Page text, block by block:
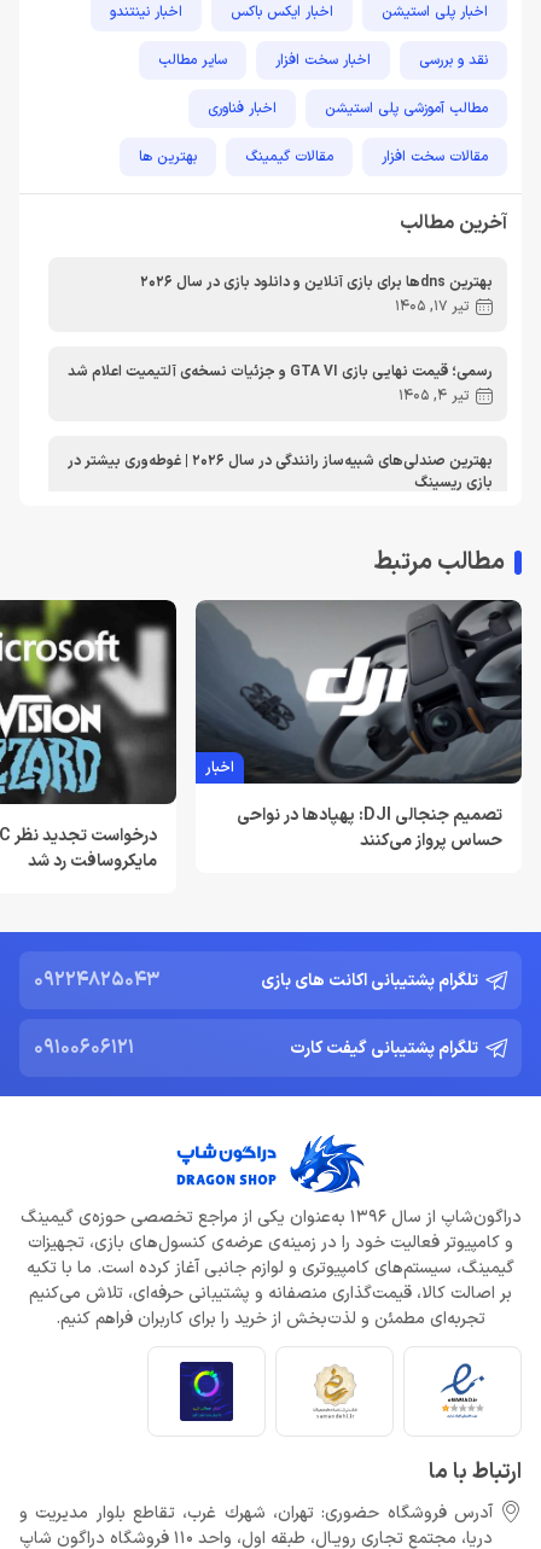
اخبار پلی استیشن اخبار ایکس باکس اخبار نینتندو
نقد و بررسی اخبار سخت افزار سایر مطالب
مطالب آموزشی پلی استیشن اخبار فناوری
مقالات سخت افزار مقالات گیمینگ بهترین ها
مطالب آموزشی ایکس باکس
آخرین مطالب
بهترین dnsها برای بازی آنلاین و دانلود بازی در سال 2026
تیر 17, 1405
رسمی؛ قیمت نهایی بازی GTA VI و جزئیات نسخه‌ی آلتیمیت اعلام شد
تیر 4, 1405
بهترین صندلی‌های شبیه‌ساز رانندگی در سال 2026 | غوطه‌وری بیشتر در
بازی ریسینگ
تیر 30, 1404
بهترین دی ان اس برای پلی استیشن | معرفی dns برای PS5
تیر 30, 1404
لغو توسعه بازی Just Cause 5 توسط اسکوئر انیکس
Nemesis
خرداد 22, 1404
افزایش قیمت بازی‌ها؛ آیا Xbox بازیکنان را به Game Pass سوق
می‌دهد؟
خرداد 22, 1404
Call of Duty: Black Ops 7 برای کنسول‌های نسل هشتم هم می‌آید
خرداد 22, 1404
مطالب مرتبط
اخبار
تصمیم جنجالی DJI: پهپادها در نواحی
حساس پرواز می‌کنند
مایکروسافت رد شد
تلگرام پشتیبانی اکانت های بازی 09224825043
تلگرام پشتیبانی گیفت کارت 09100606121
دراگون‌شاپ از سال 1396 به‌عنوان یکی از مراجع تخصصی حوزه‌ی گیمینگ
و کامپیوتر فعالیت خود را در زمینه‌ی عرضه‌ی کنسول‌های بازی، تجهیزات
گیمینگ، سیستم‌های کامپیوتری و لوازم جانبی آغاز کرده است. ما با تکیه
بر اصالت کالا، قیمت‌گذاری منصفانه و پشتیبانی حرفه‌ای، تلاش می‌کنیم
تجربه‌ای مطمئن و لذت‌بخش از خرید را برای کاربران فراهم کنیم.
ارتباط با ما
آدرس فروشگاه حضوری: تهران، شهرك غرب، تقاطع بلوار مدیریت و
دريا، مجتمع تجارى رويـال، طبقه اول، واحد 110 فروشگاه دراگون شاپ